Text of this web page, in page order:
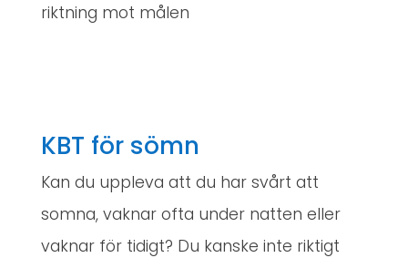
riktning mot målen
KBT för sömn
Kan du uppleva att du har svårt att
somna, vaknar ofta under natten eller
vaknar för tidigt? Du kanske inte riktigt